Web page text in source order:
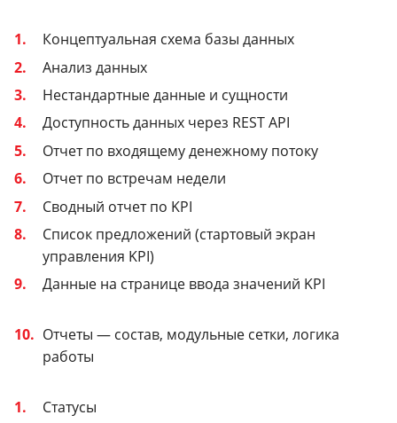
Концептуальная схема базы данных
Анализ данных
Нестандартные данные и сущности
Доступность данных через REST API
Отчет по входящему денежному потоку
Отчет по встречам недели
Сводный отчет по KPI
Список предложений (стартовый экран
управления KPI)
Данные на странице ввода значений KPI
Отчеты — состав, модульные сетки, логика
работы
Статусы